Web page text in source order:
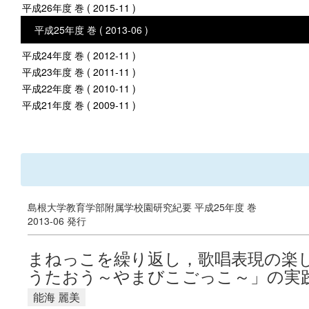
平成26年度 巻 ( 2015-11 )
平成25年度 巻 ( 2013-06 )
平成24年度 巻 ( 2012-11 )
平成23年度 巻 ( 2011-11 )
平成22年度 巻 ( 2010-11 )
平成21年度 巻 ( 2009-11 )
島根大学教育学部附属学校園研究紀要 平成25年度 巻
2013-06 発行
まねっこを繰り返し，歌唱表現の
うたおう～やまびこごっこ～」の実
能海 麗美